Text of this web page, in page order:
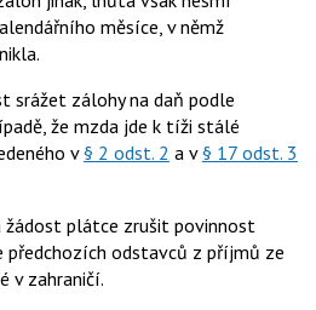
měsíce, v němž
srážet zálohy na daň podle
že mzda jde k tíži stálé
v§ 2 odst. 2 a v§ 17 odst. 3
žádost plátce zrušit povinnost
předchozích odstavců z příjmů ze
v zahraničí.